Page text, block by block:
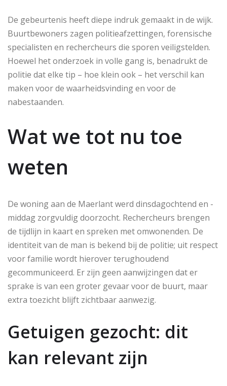
De gebeurtenis heeft diepe indruk gemaakt in de wijk.
Buurtbewoners zagen politieafzettingen, forensische
specialisten en rechercheurs die sporen veiligstelden.
Hoewel het onderzoek in volle gang is, benadrukt de
politie dat elke tip – hoe klein ook – het verschil kan
maken voor de waarheidsvinding en voor de
nabestaanden.
Wat we tot nu toe
weten
De woning aan de Maerlant werd dinsdagochtend en -
middag zorgvuldig doorzocht. Rechercheurs brengen
de tijdlijn in kaart en spreken met omwonenden. De
identiteit van de man is bekend bij de politie; uit respect
voor familie wordt hierover terughoudend
gecommuniceerd. Er zijn geen aanwijzingen dat er
sprake is van een groter gevaar voor de buurt, maar
extra toezicht blijft zichtbaar aanwezig.
Getuigen gezocht: dit
kan relevant zijn